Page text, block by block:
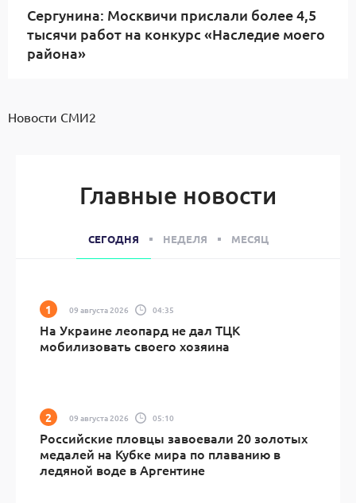
Сергунина: Москвичи прислали более 4,5
тысячи работ на конкурс «Наследие моего
района»
Новости СМИ2
Главные новости
СЕГОДНЯ НЕДЕЛЯ МЕСЯЦ
09 августа 2026 04:35
На Украине леопард не дал ТЦК
мобилизовать своего хозяина
09 августа 2026 05:10
Российские пловцы завоевали 20 золотых
медалей на Кубке мира по плаванию в
ледяной воде в Аргентине